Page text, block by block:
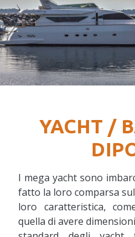
YACHT /
I mega yacht sono
fatto la loro comparsa
loro caratteristica,
quella di avere